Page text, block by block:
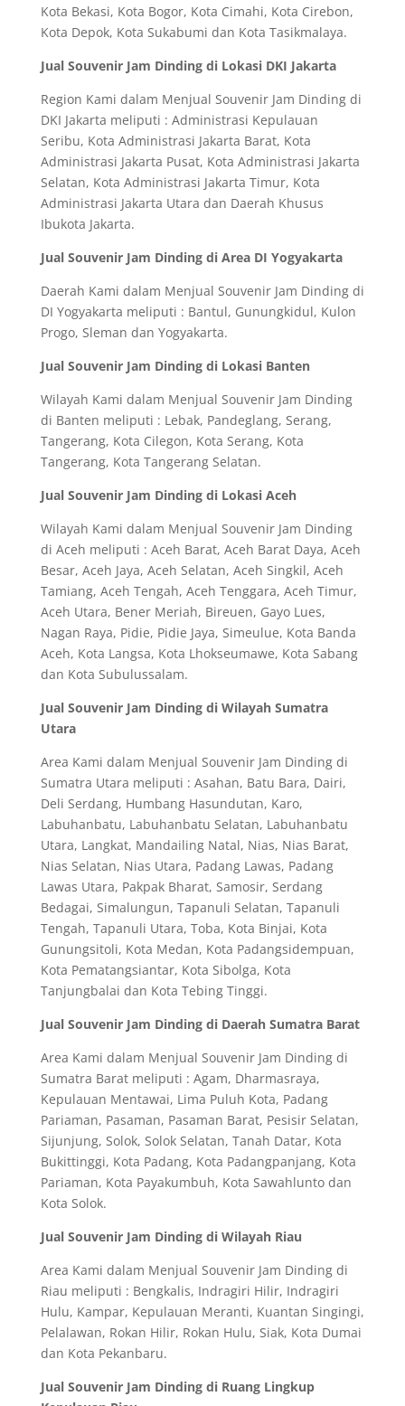
Kota Bekasi, Kota Bogor, Kota Cimahi, Kota Cirebon,
Kota Depok, Kota Sukabumi dan Kota Tasikmalaya.
Jual Souvenir Jam Dinding di Lokasi DKI Jakarta
Region Kami dalam Menjual Souvenir Jam Dinding di
DKI Jakarta meliputi : Administrasi Kepulauan
Seribu, Kota Administrasi Jakarta Barat, Kota
Administrasi Jakarta Pusat, Kota Administrasi Jakarta
Selatan, Kota Administrasi Jakarta Timur, Kota
Administrasi Jakarta Utara dan Daerah Khusus
Ibukota Jakarta.
Jual Souvenir Jam Dinding di Area DI Yogyakarta
Daerah Kami dalam Menjual Souvenir Jam Dinding di
DI Yogyakarta meliputi : Bantul, Gunungkidul, Kulon
Progo, Sleman dan Yogyakarta.
Jual Souvenir Jam Dinding di Lokasi Banten
Wilayah Kami dalam Menjual Souvenir Jam Dinding
di Banten meliputi : Lebak, Pandeglang, Serang,
Tangerang, Kota Cilegon, Kota Serang, Kota
Tangerang, Kota Tangerang Selatan.
Jual Souvenir Jam Dinding di Lokasi Aceh
Wilayah Kami dalam Menjual Souvenir Jam Dinding
di Aceh meliputi : Aceh Barat, Aceh Barat Daya, Aceh
Besar, Aceh Jaya, Aceh Selatan, Aceh Singkil, Aceh
Tamiang, Aceh Tengah, Aceh Tenggara, Aceh Timur,
Aceh Utara, Bener Meriah, Bireuen, Gayo Lues,
Nagan Raya, Pidie, Pidie Jaya, Simeulue, Kota Banda
Aceh, Kota Langsa, Kota Lhokseumawe, Kota Sabang
dan Kota Subulussalam.
Jual Souvenir Jam Dinding di Wilayah Sumatra
Utara
Area Kami dalam Menjual Souvenir Jam Dinding di
Sumatra Utara meliputi : Asahan, Batu Bara, Dairi,
Deli Serdang, Humbang Hasundutan, Karo,
Labuhanbatu, Labuhanbatu Selatan, Labuhanbatu
Utara, Langkat, Mandailing Natal, Nias, Nias Barat,
Nias Selatan, Nias Utara, Padang Lawas, Padang
Lawas Utara, Pakpak Bharat, Samosir, Serdang
Bedagai, Simalungun, Tapanuli Selatan, Tapanuli
Tengah, Tapanuli Utara, Toba, Kota Binjai, Kota
Gunungsitoli, Kota Medan, Kota Padangsidempuan,
Kota Pematangsiantar, Kota Sibolga, Kota
Tanjungbalai dan Kota Tebing Tinggi.
Jual Souvenir Jam Dinding di Daerah Sumatra Barat
Area Kami dalam Menjual Souvenir Jam Dinding di
Sumatra Barat meliputi : Agam, Dharmasraya,
Kepulauan Mentawai, Lima Puluh Kota, Padang
Pariaman, Pasaman, Pasaman Barat, Pesisir Selatan,
Sijunjung, Solok, Solok Selatan, Tanah Datar, Kota
Bukittinggi, Kota Padang, Kota Padangpanjang, Kota
Pariaman, Kota Payakumbuh, Kota Sawahlunto dan
Kota Solok.
Jual Souvenir Jam Dinding di Wilayah Riau
Area Kami dalam Menjual Souvenir Jam Dinding di
Riau meliputi : Bengkalis, Indragiri Hilir, Indragiri
Hulu, Kampar, Kepulauan Meranti, Kuantan Singingi,
Pelalawan, Rokan Hilir, Rokan Hulu, Siak, Kota Dumai
dan Kota Pekanbaru.
Jual Souvenir Jam Dinding di Ruang Lingkup